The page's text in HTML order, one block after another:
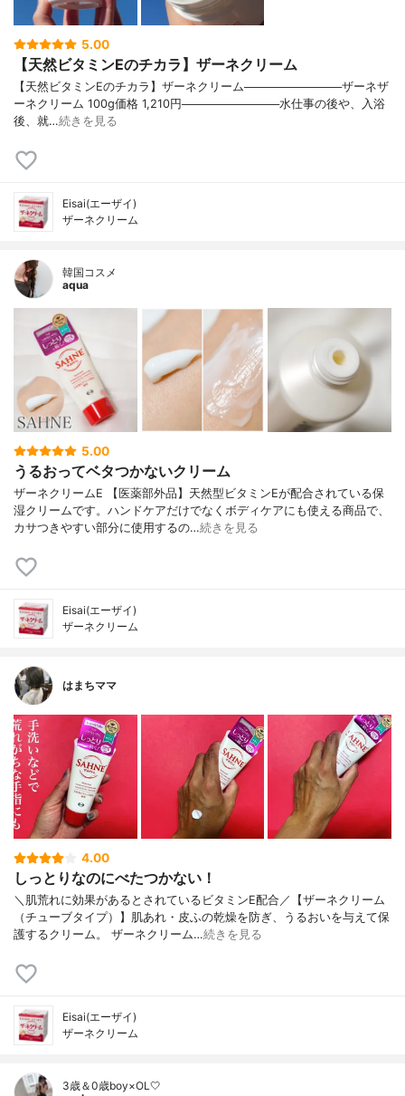
5.00
【天然ビタミンEのチカラ】ザーネクリーム
【天然ビタミンEのチカラ】ザーネクリーム────────────ザーネザ
ーネクリーム 100g価格 1,210円────────────水仕事の後や、入浴
後、就…続きを見る
Eisai(エーザイ)
ザーネクリーム
韓国コスメ
aqua
5.00
うるおってベタつかないクリーム
ザーネクリームE 【医薬部外品】天然型ビタミンEが配合されている保
湿クリームです。ハンドケアだけでなくボディケアにも使える商品で、
カサつきやすい部分に使用するの…続きを見る
Eisai(エーザイ)
ザーネクリーム
はまちママ
4.00
しっとりなのにべたつかない！
＼肌荒れに効果があるとされているビタミンE配合／【ザーネクリーム
（チューブタイプ）】肌あれ・皮ふの乾燥を防ぎ、うるおいを与えて保
護するクリーム。 ザーネクリーム…続きを見る
Eisai(エーザイ)
ザーネクリーム
3歳＆0歳boy×OL🤍